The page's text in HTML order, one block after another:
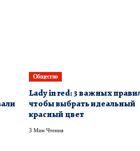
Общество
Lady in red: 3 важных
чтобы выбрать идеальный
красный цвет
3 Мин Чтения